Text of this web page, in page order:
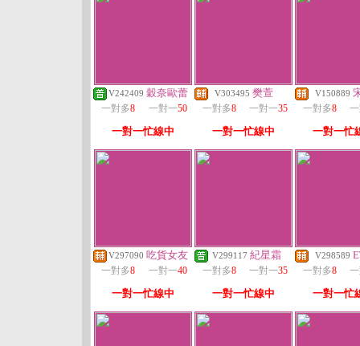
V242409 穀奈歐蕾
一對多8 一對一50
一對一忙線中
V303495 樊萱
一對多8 一對一35
一對一忙線中
V150889
一對多8
一對一忙
V297090 吃貨女友
一對多8 一對一40
一對一忙線中
V299117 紀星霜
一對多8 一對一35
一對一忙線中
V298589
一對多8
一對一忙